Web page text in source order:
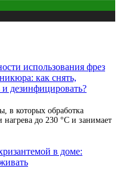
использования фрез
как снять,
и дезинфицировать?
в которых обработка
до 230 °С и занимает
в доме: